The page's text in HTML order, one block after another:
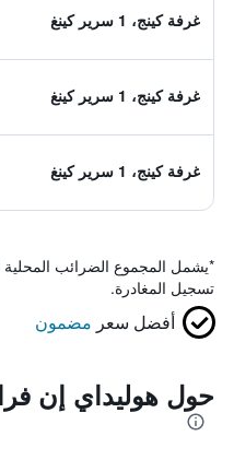
غرفة كينج، 1 سرير كينغ
غرفة كينج، 1 سرير كينغ
غرفة كينج، 1 سرير كينغ
*يشمل المجموع الضرائب
تسجيل المغادرة.
أفضل سعر مضمون
حول هوليداي إن